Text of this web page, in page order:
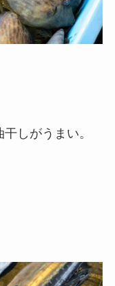
しがうまい。